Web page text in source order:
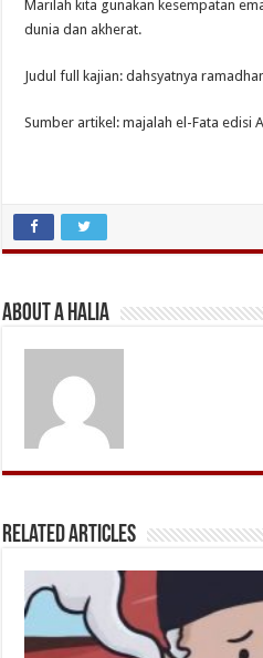
Marilah kita gunakan kesempatan
dunia dan akherat.
Judul full kajian: dahsyatnya
Sumber artikel: majalah el-Fata edisi
About A Halia
Related Articles